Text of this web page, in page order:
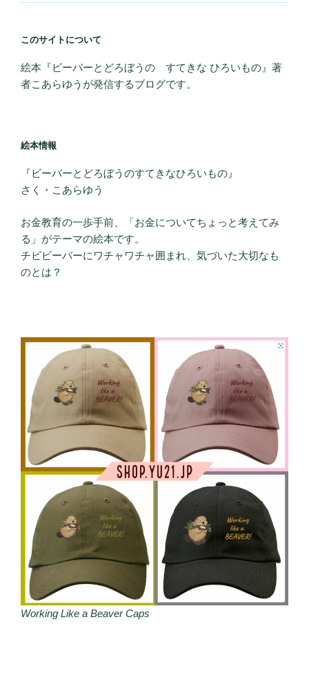
このサイトについて
絵本『ビーバーとどろぼうの すてきな ひろいもの』著
者こあらゆうが発信するブログです。
絵本情報
『ビーバーとどろぼうのすてきなひろいもの』
さく・こあらゆう
お金教育の一歩手前、「お金についてちょっと考えてみ
る」がテーマの絵本です。
チビビーバーにワチャワチャ囲まれ、気づいた大切なも
のとは？
Working Like a Beaver Caps